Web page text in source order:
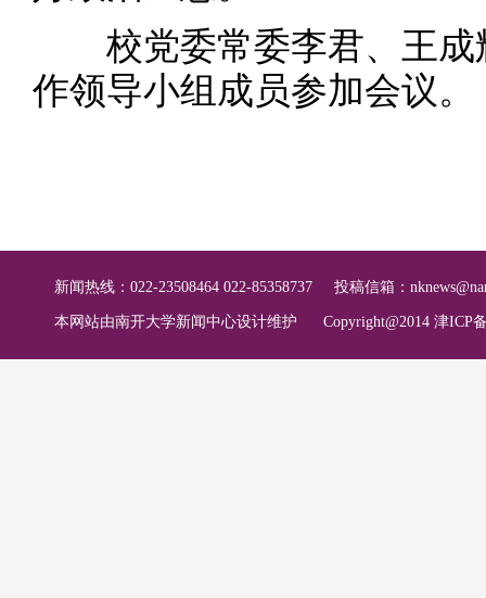
校党委常委李君、王成
作领导小组成员参加会议。
新闻热线：022-23508464 022-85358737 投稿信箱：
本网站由南开大学新闻中心设计维护 Copyright@2014 津ICP